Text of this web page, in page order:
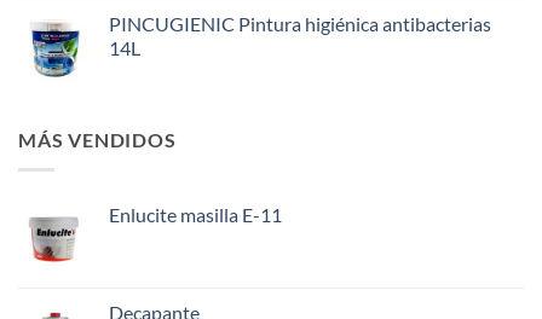
PINCUGIENIC Pintura higiénica antibacterias
14L
MÁS VENDIDOS
Enlucite masilla E-11
Decapante